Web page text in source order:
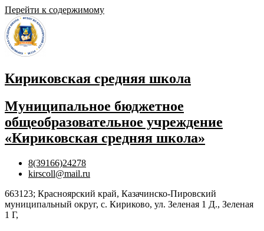
Перейти к содержимому
Кириковская средняя школа
Муниципальное бюджетное
общеобразовательное учреждение
«Кириковская средняя школа»
8(39166)24278
kirscoll@mail.ru
663123; Красноярский край, Казачинско-Пировский
муниципальный округ, с. Кириково, ул. Зеленая 1 Д., Зеленая
1 Г,